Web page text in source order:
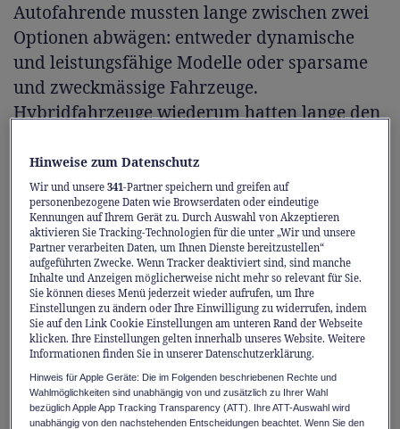
Autofahrende mussten lange zwischen zwei
Optionen abwägen: entweder dynamische
und leistungsfähige Modelle oder sparsame
und zweckmässige Fahrzeuge.
Hybridfahrzeuge wiederum hatten lange den
Fahrvergnügen zu bieten.
Nun verschwimmen diese Grenzen. Der neue
Honda Civic zeigt, dass es möglich ist,
Fahrvergnügen, Leistung und Energieeffizienz
zu vereinen – ohne dabei Abstriche bei
Komfort oder Technologie zu machen. Dank
dem e:HEV-Antrieb mit 184 PS weist er einen
sparsamen Verbrauch und ein dynamisches
Fahrverhalten auf, was die Standards in
diesem Segment neu definiert.
Hinweise zum Datenschutz
Wir und unsere341-Partner speichern und greifen auf
personenbezogene Daten wie Browserdaten oder eindeutige
Kennungen auf Ihrem Gerät zu. Durch Auswahl von Akzeptieren
aktivieren Sie Tracking-Technologien für die unter „Wir und unsere
Partner verarbeiten Daten, um Ihnen Dienste bereitzustellen“
aufgeführten Zwecke. Wenn Tracker deaktiviert sind, sind manche
Inhalte und Anzeigen möglicherweise nicht mehr so relevant für Sie.
Sie können dieses Menü jederzeit wieder aufrufen, um Ihre
Einstellungen zu ändern oder Ihre Einwilligung zu widerrufen, indem
Sie auf den Link Cookie Einstellungen am unteren Rand der Webseite
klicken. Ihre Einstellungen gelten innerhalb unseres Website. Weitere
Informationen finden Sie in unserer Datenschutzerklärung.
Hinweis für Apple Geräte: Die im Folgenden beschriebenen Rechte und
Wahlmöglichkeiten sind unabhängig von und zusätzlich zu Ihrer Wahl
bezüglich Apple App Tracking Transparency (ATT). Ihre ATT-Auswahl wird
unabhängig von den nachstehenden Entscheidungen beachtet. Wenn Sie den